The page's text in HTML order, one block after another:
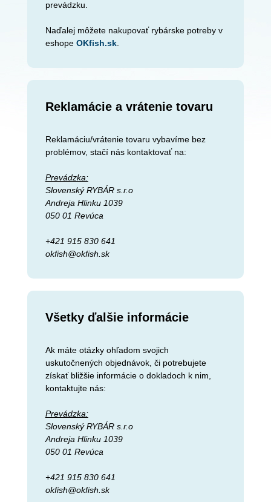
prevádzku.
Naďalej môžete nakupovať rybárske potreby v
eshope OKfish.sk.
Reklamácie a vrátenie tovaru
Reklamáciu/vrátenie tovaru vybavíme bez
problémov, stačí nás kontaktovať na:
Prevádzka:
Slovenský RYBÁR s.r.o
Andreja Hlinku 1039
050 01 Revúca
+421 915 830 641
okfish@okfish.sk
Všetky ďalšie informácie
Ak máte otázky ohľadom svojich
uskutočnených objednávok, či potrebujete
získať bližšie informácie o dokladoch k nim,
kontaktujte nás:
Prevádzka:
Slovenský RYBÁR s.r.o
Andreja Hlinku 1039
050 01 Revúca
+421 915 830 641
okfish@okfish.sk